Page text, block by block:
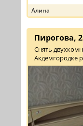
Алина
Пирогова,
Снять
Акдемгородке